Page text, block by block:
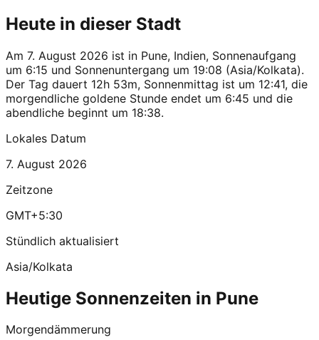
Heute in dieser Stadt
Am 7. August 2026 ist in Pune, Indien, Sonnenaufgang
um 6:15 und Sonnenuntergang um 19:08 (Asia/Kolkata).
Der Tag dauert 12h 53m, Sonnenmittag ist um 12:41, die
morgendliche goldene Stunde endet um 6:45 und die
abendliche beginnt um 18:38.
Lokales Datum
7. August 2026
Zeitzone
GMT+5:30
Stündlich aktualisiert
Asia/Kolkata
Heutige Sonnenzeiten in Pune
Morgendämmerung